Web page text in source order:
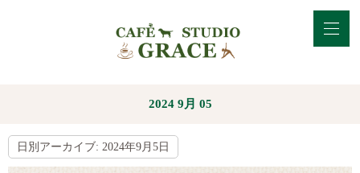
2024 9月 05
日別アーカイブ: 2024年9月5日